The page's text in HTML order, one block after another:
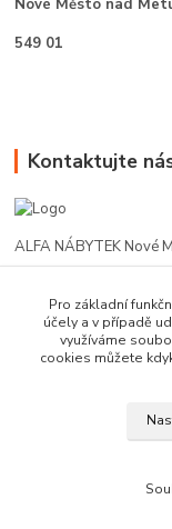
Nové Město nad
549 01
Kontaktujte
ALFA NÁBYTEK Nové
602 412 331
alfanm@seznam.cz
Pro základní
účely a v případě
využíváme
cookies můžete